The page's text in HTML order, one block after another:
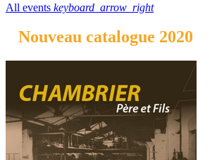
All events keyboard_arrow_right
Nouveau catalogue 2020